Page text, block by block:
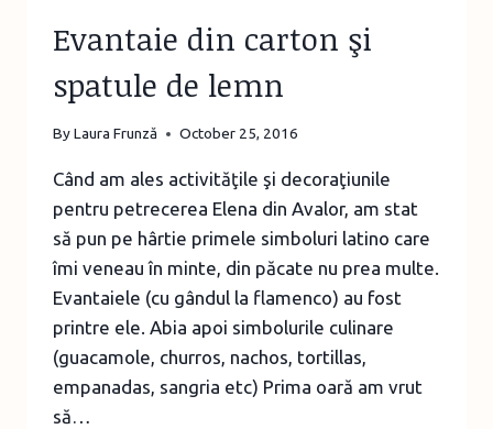
Evantaie din carton şi
spatule de lemn
ByLaura Frunză October 25, 2016
Când am ales activităţile şi decoraţiunile
pentru petrecerea Elena din Avalor, am stat
să pun pe hârtie primele simboluri latino care
îmi veneau în minte, din păcate nu prea multe.
Evantaiele (cu gândul la flamenco) au fost
printre ele. Abia apoi simbolurile culinare
(guacamole, churros, nachos, tortillas,
empanadas, sangria etc) Prima oară am vrut
să…